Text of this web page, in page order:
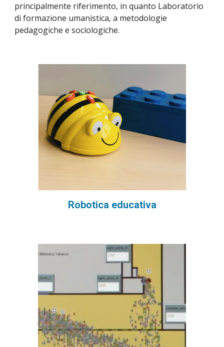
principalmente riferimento, in quanto Laboratorio
di formazione umanistica, a metodologie
pedagogiche e sociologiche.
Robotica educativa